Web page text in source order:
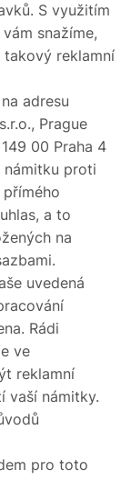
S využitím
snažíme,
reklamní
adresu
Prague
00 Praha 4
proti
a to
na
uvedená
Rádi
ve
reklamní
vaší námitky.
pro toto